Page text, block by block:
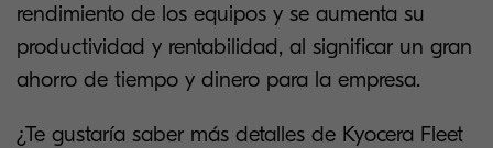
rendimiento de los equipos y se aumenta su
productividad y rentabilidad, al significar un gran
ahorro de tiempo y dinero para la empresa.
¿Te gustaría saber más detalles de Kyocera Fleet